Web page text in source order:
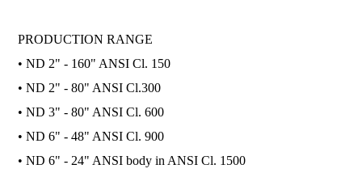
PRODUCTION RANGE
• ND 2" - 160" ANSI Cl. 150
• ND 2" - 80" ANSI Cl.300
• ND 3" - 80" ANSI Cl. 600
• ND 6" - 48" ANSI Cl. 900
• ND 6" - 24" ANSI body in ANSI Cl. 1500